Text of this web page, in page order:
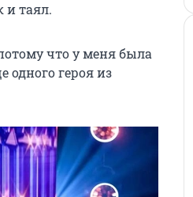
и таял.
что у меня была
одного героя из